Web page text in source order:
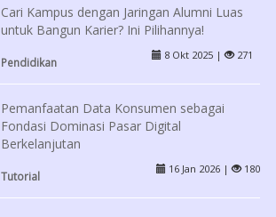
Cari Kampus dengan Jaringan Alumni Luas
untuk Bangun Karier? Ini Pilihannya!
Pendidikan
8 Okt 2025 | 271
Pemanfaatan Data Konsumen sebagai
Fondasi Dominasi Pasar Digital
Berkelanjutan
Tutorial
16 Jan 2026 | 180